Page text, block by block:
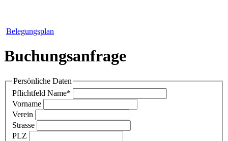
Belegungsplan
Buchungsanfrage
Persönliche Daten
Pflichtfeld Name*
Vorname
Verein
Strasse
PLZ